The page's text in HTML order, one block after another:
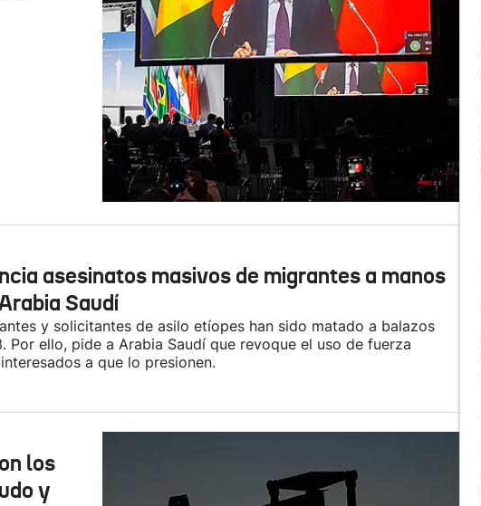
asesinatos masivos de migrantes a manos
Saudí
y solicitantes de asilo etíopes han sido matado a balazos
ello, pide a Arabia Saudí que revoque el uso de fuerza
a que lo presionen.
los
y